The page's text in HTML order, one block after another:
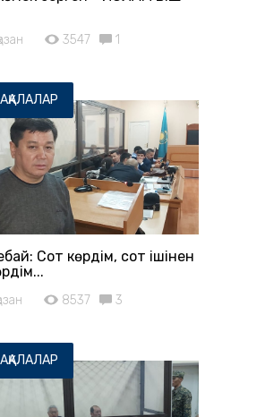
3547 1
Сот көрдім, сот ішінен
8537 3